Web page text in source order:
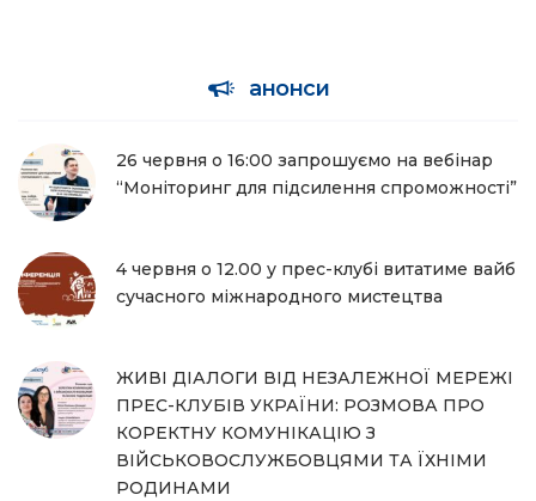
анонси
26 червня о 16:00 запрошуємо на вебінар
“Моніторинг для підсилення спроможності”
4 червня о 12.00 у прес-клубі витатиме вайб
сучасного міжнародного мистецтва
ЖИВІ ДІАЛОГИ ВІД НЕЗАЛЕЖНОЇ МЕРЕЖІ
ПРЕС-КЛУБІВ УКРАЇНИ: РОЗМОВА ПРО
КОРЕКТНУ КОМУНІКАЦІЮ З
ВІЙСЬКОВОСЛУЖБОВЦЯМИ ТА ЇХНІМИ
РОДИНАМИ